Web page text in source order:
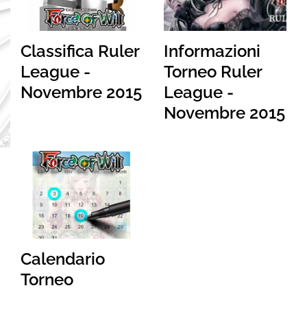
Classifica Ruler
League -
Novembre 2015
Informazioni
Torneo Ruler
League -
Novembre 2015
Calendario
Torneo